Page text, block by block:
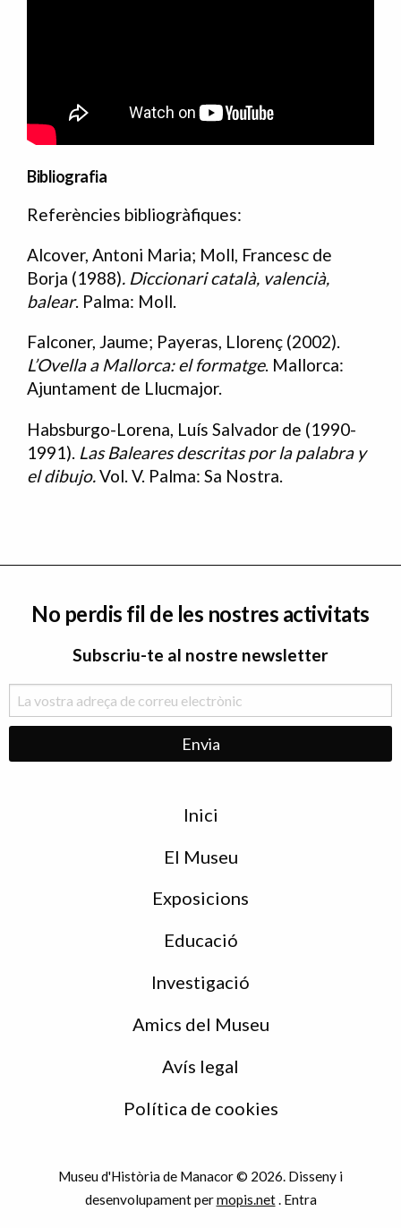
Bibliografia
Bibliografia
Referències bibliogràfiques:
Alcover, Antoni Maria; Moll, Francesc de
Borja (1988). Diccionari català, valencià,
balear. Palma: Moll.
Falconer, Jaume; Payeras, Llorenç (2002).
L’Ovella a Mallorca: el formatge. Mallorca:
Ajuntament de Llucmajor.
Habsburgo-Lorena, Luís Salvador de (1990-
1991). Las Baleares descritas por la palabra y
el dibujo. Vol. V. Palma: Sa Nostra.
No perdis fil de les nostres activitats
Subscriu-te al nostre newsletter
Inici
El Museu
Exposicions
Educació
Investigació
Amics del Museu
Avís legal
Política de cookies
Museu d'Història de Manacor © 2026. Disseny i
desenvolupament permopis.net. Entra